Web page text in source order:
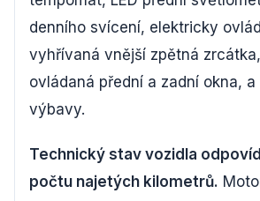
denního svícení, elektricky
vyhřívaná vnější zpětná
ovládaná přední a zadní okna,
výbavy.
Technický stav vozidla
počtu najetých kilometrů.